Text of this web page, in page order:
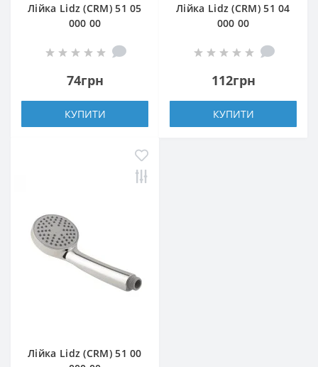
Лійка Lidz (CRM) 51 05
000 00
74грн
КУПИТИ
Лійка Lidz (CRM) 51 04
000 00
112грн
КУПИТИ
Лійка Lidz (CRM) 51 00